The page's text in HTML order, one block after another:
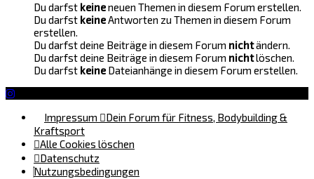
Du darfst keineneuen Themen in diesem Forum erstellen.
Du darfst keineAntworten zu Themen in diesem Forum
erstellen.
Du darfst deine Beiträge in diesem Forum nichtändern.
Du darfst deine Beiträge in diesem Forum nichtlöschen.
Du darfst keine Dateianhänge in diesem Forum erstellen.
Impressum
Dein Forum für Fitness, Bodybuilding &
Kraftsport
Alle Cookies löschen
Datenschutz
Nutzungsbedingungen